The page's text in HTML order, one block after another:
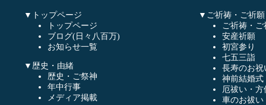
▼トップページ
トップページ
ブログ(日々八百万)
お知らせ一覧
▼歴史・由緒
歴史・ご祭神
年中行事
メディア掲載
▼ご祈祷・ご祈願
ご祈祷・
安産祈願
初宮参り
七五三詣
長寿のお祝
神前結婚式
厄祓い・方
車のお祓い